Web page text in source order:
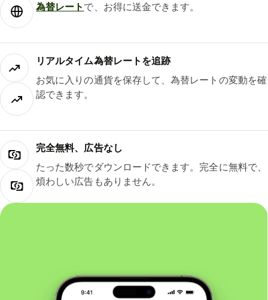
為替レート で、お得に送金できます。
リアルタイム為替レートを追跡
お気に入りの通貨を保存して、為替レートの変動を確
認できます。
完全無料、広告なし
たった数秒でダウンロードできます。完全に無料で、
煩わしい広告もありません。